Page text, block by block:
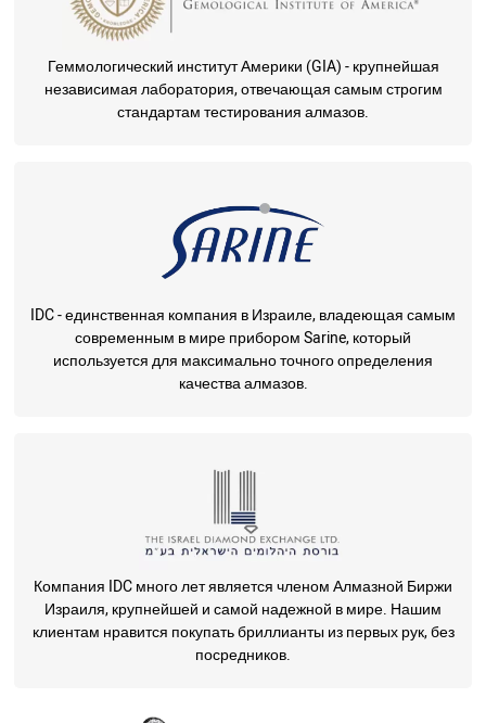
Геммологический институт Америки (GIA) - крупнейшая
независимая лаборатория, отвечающая самым строгим
стандартам тестирования алмазов.
IDC - единственная компания в Израиле, владеющая самым
современным в мире прибором Sarine, который
используется для максимально точного определения
качества алмазов.
Компания IDC много лет является членом Алмазной Биржи
Израиля, крупнейшей и самой надежной в мире. Нашим
клиентам нравится покупать бриллианты из первых рук, без
посредников.